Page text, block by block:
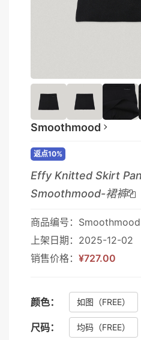
Smoothmood
返点10%
Effy Knitted Skirt
Smoothmood-裙裤
商品编号：
上架日期：2025-12-02
销售价格： ¥727.00
颜色： 如图 （FREE）
尺码： 均码 （FREE）